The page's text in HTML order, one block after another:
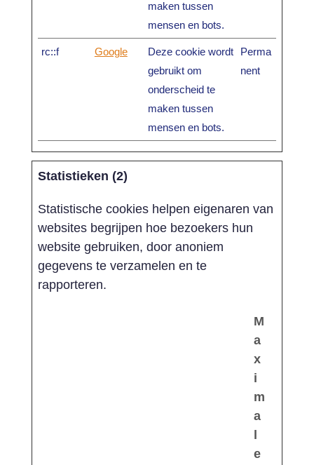
maken tussen
mensen en bots.
rc::f Google
Deze cookie wordt
gebruikt om
onderscheid te
maken tussen
mensen en bots.
Perma
nent
Statistieken (2)
Statistische cookies helpen eigenaren van
websites begrijpen hoe bezoekers hun
website gebruiken, door anoniem
gegevens te verzamelen en te
rapporteren.
M
a
x
i
m
a
e